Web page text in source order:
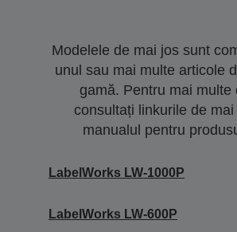
Modelele de mai jos sunt
unul sau mai multe articole
gamă. Pentru mai multe
consultați linkurile de
manualul pentru
LabelWorks LW-1000P
LabelWorks LW-600P